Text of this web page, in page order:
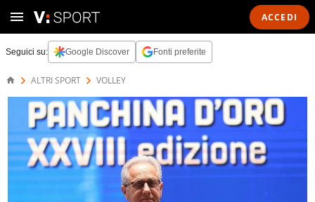
ACCEDI
Seguici su: Google Discover Fonti preferite
ALTRI SPORT VOLLEY